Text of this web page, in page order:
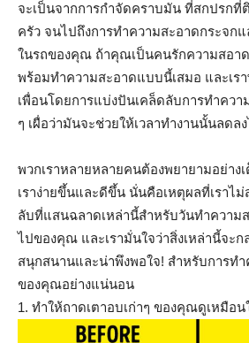
จะเป็นจากการกำจัดคราบมัน ที่สกปรกที่
ครัว จนไปถึงการทำความสะอาดกระจกแ
ในรถของคุณ ถ้าคุณเป็นคนรักความสอา
พร้อมทำความสะอาดแบบนี้เสมอ และเร
เพื่อนโดยการแบ่งปันเคล็ดลับการทำควา
ๆ เผื่อว่ามันจะช่วยให้เวลาทำงานนั้นลดล
พวกเราหลายหลายคนต้องพยายามอย่าง
เราง่ายขึ้นและดีขึ้น นั่นคือเหตุผลที่เราไ
ลับที่แสนฉลาดเหล่านี้สำหรับวันทำความ
ไปของคุณ และเรามั่นใจว่าสิ่งเหล่านี้จะ
สนุกสนานและน่าพึงพอใจ! สำหรับการท
ของคุณอย่างแน่นอน
1. ทำให้ถาดเตาอบเก่าๆ ของคุณดูเหมือน